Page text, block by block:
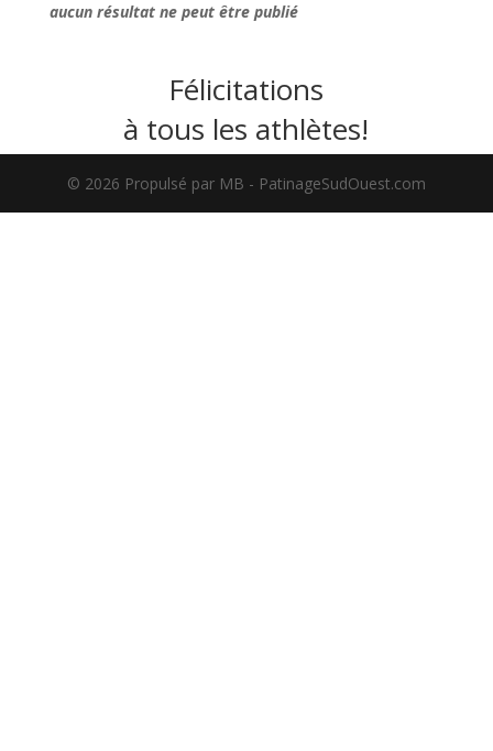
aucun résultat ne peut être publié
Félicitations
à tous les athlètes!
©️ 2026 Propulsé par MB - PatinageSudOuest.com